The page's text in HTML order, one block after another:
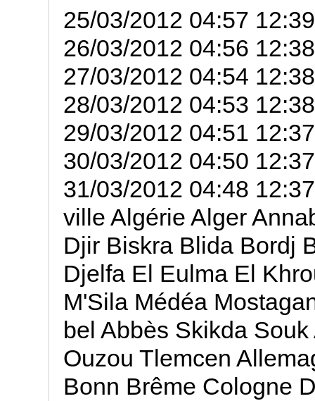
25/03/2012 04:57
26/03/2012 04:56
27/03/2012 04:54
28/03/2012 04:53
29/03/2012 04:51
30/03/2012 04:50
31/03/2012 04:48
ville Algérie Alger
Djir Biskra Blida Bordj
Djelfa El Eulma El
M'Sila Médéa
bel Abbès Skikda
Ouzou Tlemcen
Bonn Brême Cologne